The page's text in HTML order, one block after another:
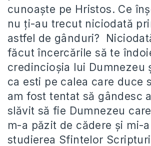
cunoaște pe Hristos. Ce
nu ți-au trecut niciodată
astfel de gânduri?
făcut încercările să te
credincioșia lui Dumnezeu
ca esti pe calea care duce
am fost tentat să gândesc
slăvit să fie Dumnezeu
m-a păzit de cădere și mi-
studierea Sfintelor